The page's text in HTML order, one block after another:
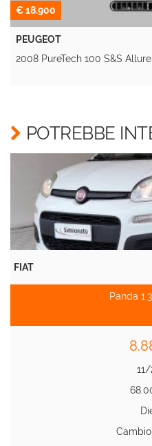
€ 18.900
PEUGEOT
2008 PureTech 100 S&S Allure
POTREBBE
FIAT
Panda
11/